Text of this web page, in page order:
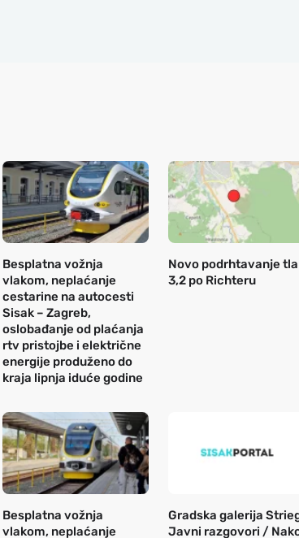
Besplatna vožnja
vlakom, neplaćanje
cestarine na autocesti
Sisak – Zagreb,
oslobađanje od plaćanja
rtv pristojbe i električne
energije produženo do
kraja lipnja iduće godine
Novo podrhtavanje tla
3,2 po Richteru
Besplatna vožnja
vlakom, neplaćanje
Gradska galerija
Javni razgovori /